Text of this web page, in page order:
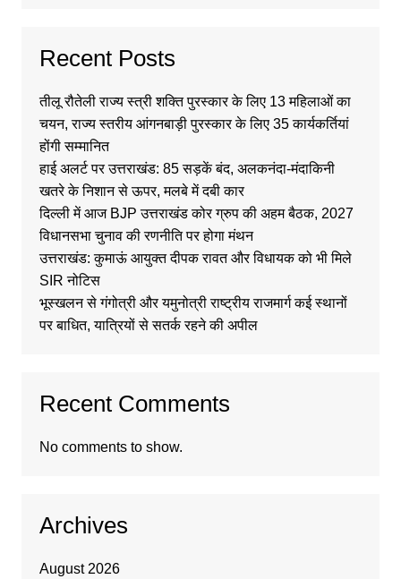
Recent Posts
तीलू रौतेली राज्य स्त्री शक्ति पुरस्कार के लिए 13 महिलाओं का
चयन, राज्य स्तरीय आंगनबाड़ी पुरस्कार के लिए 35 कार्यकर्तियां
होंगी सम्मानित
हाई अलर्ट पर उत्तराखंड: 85 सड़कें बंद, अलकनंदा-मंदाकिनी
खतरे के निशान से ऊपर, मलबे में दबी कार
दिल्ली में आज BJP उत्तराखंड कोर ग्रुप की अहम बैठक, 2027
विधानसभा चुनाव की रणनीति पर होगा मंथन
उत्तराखंड: कुमाऊं आयुक्त दीपक रावत और विधायक को भी मिले
SIR नोटिस
भूस्खलन से गंगोत्री और यमुनोत्री राष्ट्रीय राजमार्ग कई स्थानों
पर बाधित, यात्रियों से सतर्क रहने की अपील
Recent Comments
No comments to show.
Archives
August 2026